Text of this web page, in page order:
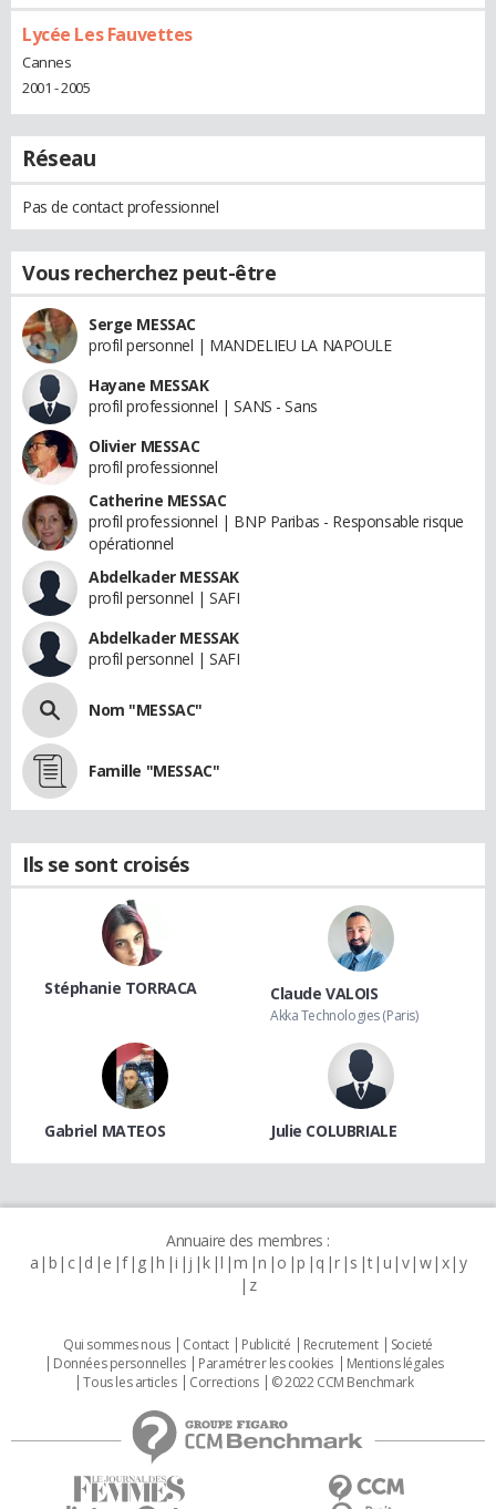
Lycée Les Fauvettes
Cannes
2001 - 2005
Réseau
Pas de contact professionnel
Vous recherchez peut-être
Serge MESSAC
profil personnel | MANDELIEU LA NAPOULE
Hayane MESSAK
profil professionnel | SANS - Sans
Olivier MESSAC
profil professionnel
Catherine MESSAC
profil professionnel | BNP Paribas - Responsable risque
opérationnel
Abdelkader MESSAK
profil personnel | SAFI
Abdelkader MESSAK
profil personnel | SAFI
Nom "MESSAC"
Famille "MESSAC"
Ils se sont croisés
Stéphanie TORRACA Claude VALOIS
Akka Technologies (Paris)
Gabriel MATEOS Julie COLUBRIALE
Annuaire des membres :
a b c d e f g h i j k l m n o p q r s t u v w x y
z
Qui sommes nous Contact Publicité Recrutement
Societé
Données personnelles
Paramétrer les cookies
Mentions légales
Tous les articles
Corrections © 2022 CCM Benchmark